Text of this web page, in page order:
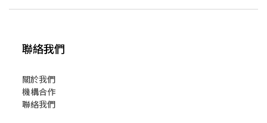
聯絡我們
關於我們
機構合作
聯絡我們